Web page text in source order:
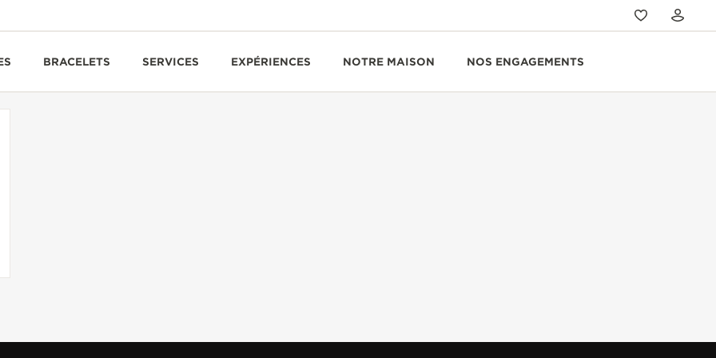
BRACELETS SERVICES EXPÉRIENCES NOTRE MAISON NOS ENGAGEMENTS